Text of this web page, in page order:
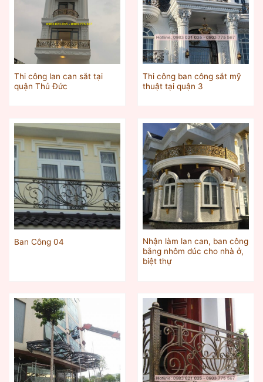
Thi công lan can sắt tại
quận Thủ Đức
Thi công ban công sắt mỹ
thuật tại quận 3
Ban Công 04
Nhận làm lan can, ban công
bằng nhôm đúc cho nhà ở,
biệt thự